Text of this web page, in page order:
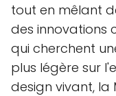
tout en mêlant
des innovations
qui cherchent
plus légère sur
design vivant,